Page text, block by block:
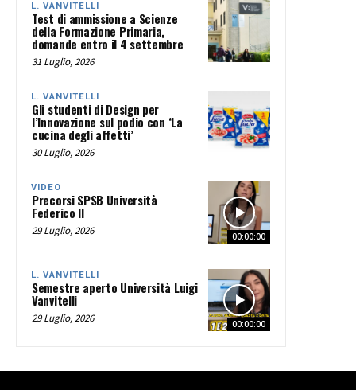
L. VANVITELLI
Test di ammissione a Scienze
della Formazione Primaria,
domande entro il 4 settembre
31 Luglio, 2026
L. VANVITELLI
Gli studenti di Design per
l’Innovazione sul podio con ‘La
cucina degli affetti’
30 Luglio, 2026
00:00:00
VIDEO
Precorsi SPSB Università
Federico II
29 Luglio, 2026
00:00:00
L. VANVITELLI
Semestre aperto Università Luigi
Vanvitelli
29 Luglio, 2026